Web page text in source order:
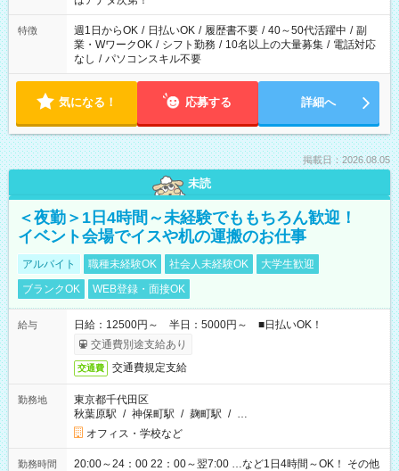
特徴 週1日からOK / 日払いOK / 履歴書不要 / 40～50代活躍中 / 副
業・WワークOK / シフト勤務 / 10名以上の大量募集 / 電話対応
なし / パソコンスキル不要
気になる！ 応募する 詳細へ
掲載日：2026.08.05
未読
＜夜勤＞1日4時間～未経験でももちろん歓迎！
イベント会場でイスや机の運搬のお仕事
アルバイト 職種未経験OK 社会人未経験OK
大学生歓迎
ブランクOK
WEB登録・面接OK
給与
日給：12500円～ 半日：5000円～ ■日払いOK！
交通費別途支給あり
交通費 交通費規定支給
勤務地
東京都千代田区
秋葉原駅 / 神保町駅 / 麹町駅 / …
オフィス・学校など
勤務時間
20:00～24：00 22：00～翌7:00 …など1日4時間～OK！ その他